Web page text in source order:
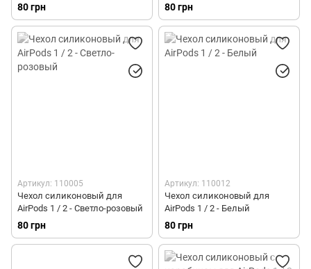
80 грн 80 грн
Артикул: 110005
Чехол силиконовый для
AirPods 1 / 2 - Светло-розовый
80 грн
Артикул: 110012
Чехол силиконовый для
AirPods 1 / 2 - Белый
80 грн